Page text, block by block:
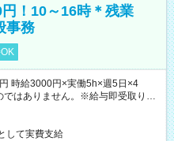
！10～16時＊残業
事務
時給3000円×実働5h×週5日×4
はありません。※給与即受取りサ
して実費支給